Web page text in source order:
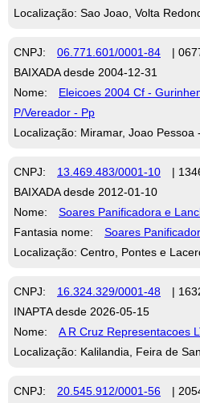
Localização: Sao Joao, Volta
CNPJ: 06.771.601/0001-84
|
BAIXADA desde 2004-12-31
Nome:
Eleicoes 2004 Cf -
P/Vereador - Pp
Localização: Miramar, Joao Pessoa
CNPJ: 13.469.483/0001-10
|
BAIXADA desde 2012-01-10
Nome:
Soares Panificadora e
Fantasia nome:
Soares
Localização: Centro, Pontes e
CNPJ: 16.324.329/0001-48
|
INAPTA desde 2026-05-15
Nome:
A R Cruz Representacoes
Localização: Kalilandia, Feira de
CNPJ: 20.545.912/0001-56
|